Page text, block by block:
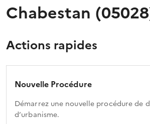
Chabestan
Actions rapides
Nouvelle Procédure
Démarrez une nouvelle procédure de
d’urbanisme.